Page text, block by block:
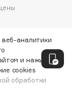
аналитики
и нажимая
cookies
обработки